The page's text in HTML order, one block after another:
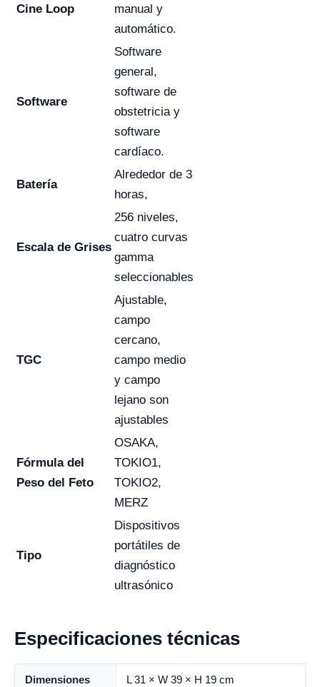
Cine Loop
manual y
automático.
Software
Software
general,
software de
obstetricia y
software
cardíaco.
Batería
Alrededor de 3
horas,
Escala de Grises
256 niveles,
cuatro curvas
gamma
seleccionables
TGC
Ajustable,
campo
cercano,
campo medio
y campo
lejano son
ajustables
Fórmula del
Peso del Feto
OSAKA,
TOKIO1,
TOKIO2,
MERZ
Tipo
Dispositivos
portátiles de
diagnóstico
ultrasónico
Especificaciones técnicas
Dimensiones L 31 × W 39 × H 19 cm